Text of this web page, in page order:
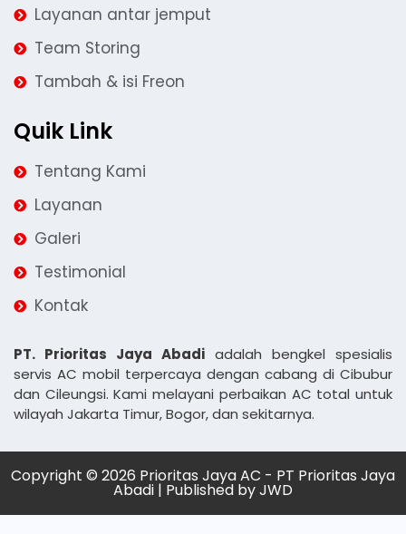
Layanan antar jemput
Team Storing
Tambah & isi Freon
Quik Link
Tentang Kami
Layanan
Galeri
Testimonial
Kontak
PT. Prioritas Jaya Abadi adalah bengkel spesialis
servis AC mobil terpercaya dengan cabang di Cibubur
dan Cileungsi. Kami melayani perbaikan AC total untuk
wilayah Jakarta Timur, Bogor, dan sekitarnya.
Copyright © 2026 Prioritas Jaya AC - PT Prioritas Jaya
Abadi | Published byJWD